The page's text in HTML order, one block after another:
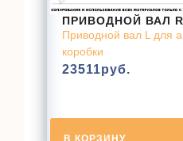
ПРИВОДНОЙ ВАЛ
Приводной вал L для
коробки
23511руб.
В КОРЗИНУ